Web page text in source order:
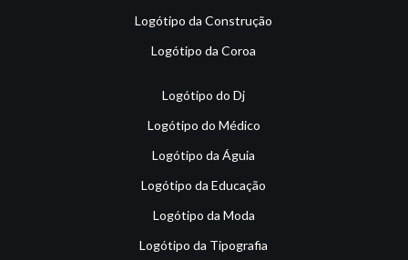
Logótipo da Construção
Logótipo da Coroa
Logótipo do Dj
Logótipo do Médico
Logótipo da Águia
Logótipo da Educação
Logótipo da Moda
Logótipo da Tipografia